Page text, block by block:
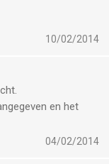
niveau
10/02/2014
en het
Niet
04/02/2014